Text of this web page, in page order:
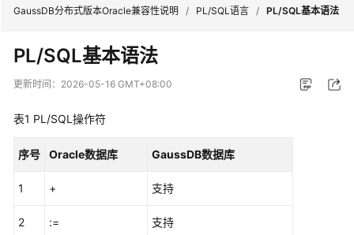
新
动
品
GaussDB分布式版本Oracle兼容性说明
/ PL/SQL语言 / PL/SQL基本语法
PL/SQL基本语法
更新时间： 2026-05-16 GMT+08:00
表1 PL/SQL操作符
序号 Oracle数据库 GaussDB数据库
1 + 支持
2 := 支持